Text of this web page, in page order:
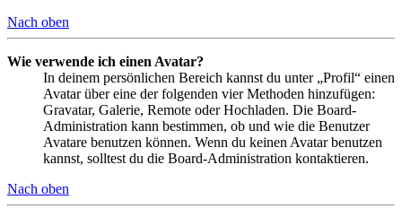
Nach oben
Wie verwende ich einen Avatar?
In deinem persönlichen Bereich kannst du unter „Profil“ einen
Avatar über eine der folgenden vier Methoden hinzufügen:
Gravatar, Galerie, Remote oder Hochladen. Die Board-
Administration kann bestimmen, ob und wie die Benutzer
Avatare benutzen können. Wenn du keinen Avatar benutzen
kannst, solltest du die Board-Administration kontaktieren.
Nach oben